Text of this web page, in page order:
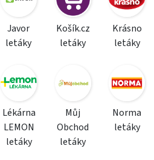
Javor
letáky
Košík.cz
letáky
Krásno
letáky
Lékárna
LEMON
letáky
Můj
Obchod
letáky
Norma
letáky